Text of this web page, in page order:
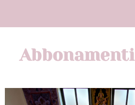
Abbonamenti